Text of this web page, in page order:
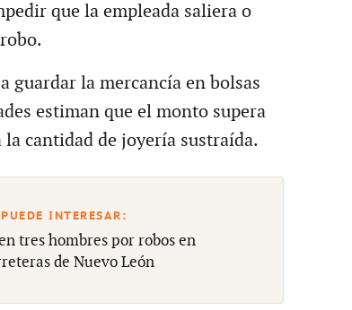
que la empleada saliera o
guardar la mercancía en bolsas
estiman que el monto supera
cantidad de joyería sustraída.
tres hombres por robos en
de Nuevo León